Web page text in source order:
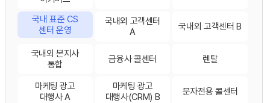
국내 표준 CS
센터 운영
국내외 고객센터
A
국내외 고객센터 B
국내외 본지사
통합
금융사 콜센터 렌탈
마케팅 광고
대행사 A
마케팅 광고
대행사(CRM) B
문자전용 콜센터